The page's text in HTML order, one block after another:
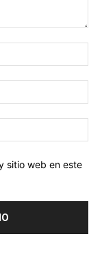
sitio web en este